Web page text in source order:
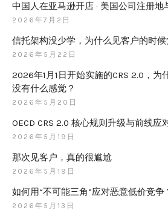
中国人在亚马逊开店 · 美国公司注册
2026年7月2日
信托架构没少学，为什么见客户的时
2026年5月22日
2026年1月1日开始实施的CRS 2.0，为
没有什么感觉？
2026年5月20日
OECD CRS 2.0 核心规则升级与前线应
2026年5月19日
那次见客户，真的很尴尬
2026年5月19日
如何用“不可能三角”应对恶意低价竞争
2026年5月13日